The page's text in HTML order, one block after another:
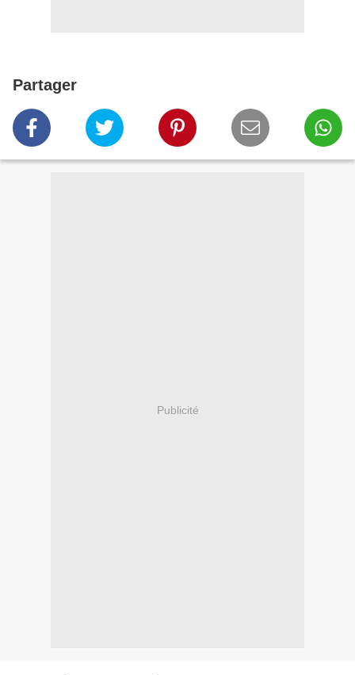
Partager
Publicité